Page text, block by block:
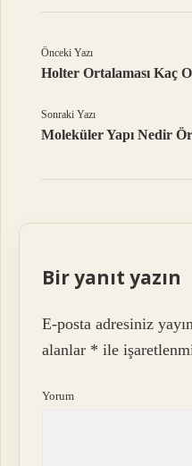
Önceki Yazı
Holter Ortalaması Kaç
Sonraki Yazı
Moleküler Yapı Nedir
Bir yanıt yazın
E-posta adresiniz
alanlar * ile
Yorum